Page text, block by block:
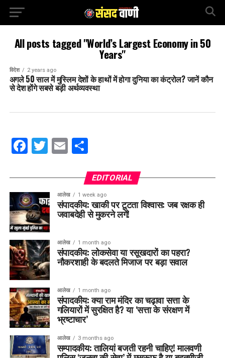
All posts tagged "World’s Largest Economy in 50
Years"
विदेश 2 years ago
अगले 50 साल में मुस्लिम देशों के हाथों में होगा दुनिया का कंट्रोल? जानें कौन
से देश होंगे सबसे बड़ी अर्थव्यवस्था
Facebook
Twitter
EmailShare
EDITORIAL
आलेख 1 week ago
संपादकीय: खाकी पर टूटता विश्वास: जब रक्षक ही
जवाबदेही से मुकरने लगें!
आलेख 1 month ago
संपादकीय: लोकसेवा या रसूखदारों का पहरा?
नौकरशाही के बदलते मिजाज पर बड़ा सवाल
आलेख 1 month ago
संपादकीय: क्या राम मंदिर का चढ़ावा सत्ता के
गलियारों में सुरक्षित है? या ‘सत्ता के संरक्षण में
भ्रष्टाचार’
आलेख 3 months ago
सम्पादकीय: तालियां बजती रहनी चाहिए! मालवणी